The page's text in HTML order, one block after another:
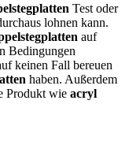
Test oder
lohnen kann.
auf
Bedingungen
keinen Fall bereuen
haben. Außerdem
Produkt wie acryl